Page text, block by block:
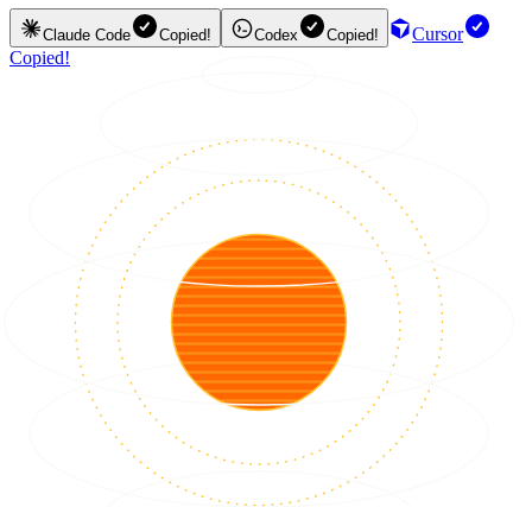
Claude Code Copied! Codex Copied!
Cursor
Copied!